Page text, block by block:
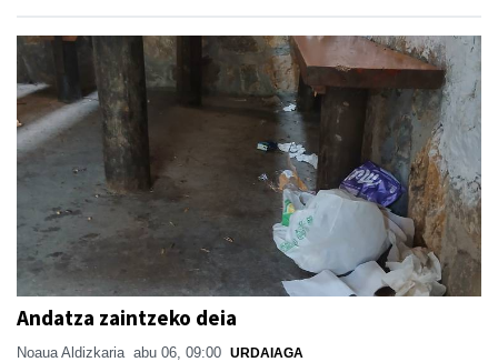
Andatza zaintzeko deia
Noaua Aldizkaria abu 06, 09:00 URDAIAGA